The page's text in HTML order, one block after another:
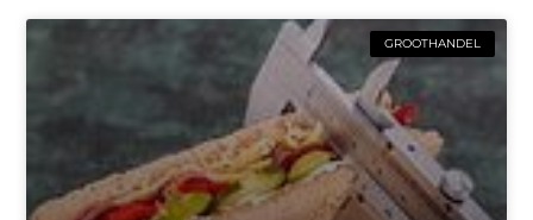
GROOTHANDEL